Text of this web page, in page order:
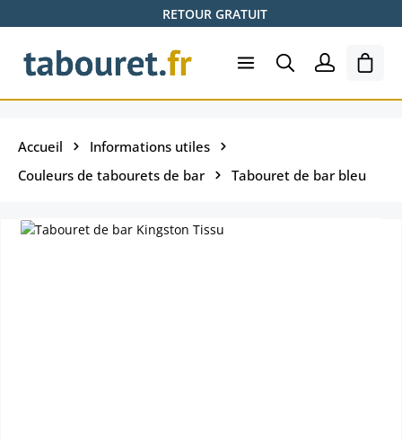
Passer au contenu principalRETOUR GRATUIT
Le
Accueil
Informations utiles
Couleurs de tabourets de bar
Tabouret de bar bleu